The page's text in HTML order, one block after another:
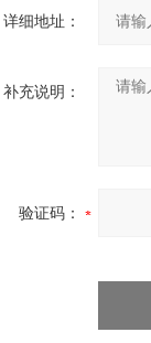
详细地址：
补充说明：
验证码：